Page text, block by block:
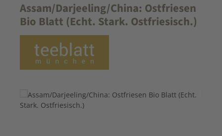
Assam/Darjeeling/China: Ostfriesen
Bio Blatt (Echt. Stark. Ostfriesisch.)
Bildergalerie überspringen